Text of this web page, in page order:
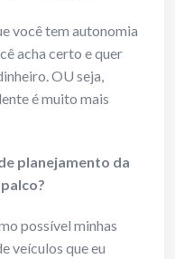
você tem autonomia
acha certo e quer
OU seja,
é muito mais
planejamento da
possível minhas
veículos que eu